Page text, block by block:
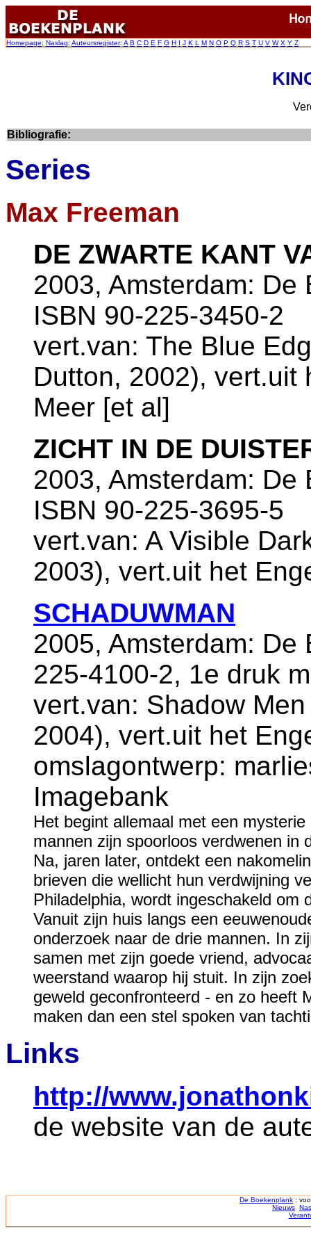
Homepage: Naslag: Auteursregister: A B C D E F G H I J K L M N O P Q R S T U V W X Y Z
Bibliografie:
Series
Max Freeman
DE ZWARTE KANT
2003, Amsterdam:
ISBN 90-225-3450-2
vert.van: The Blue
Dutton, 2002), vert.uit
Meer [et al]
ZICHT IN DE
2003, Amsterdam:
ISBN 90-225-3695-5
vert.van: A Visible
2003), vert.uit het
SCHADUWMAN
2005, Amsterdam:
225-4100-2, 1e druk
vert.van: Shadow
2004), vert.uit het
omslagontwerp:
Imagebank
Het begint allemaal met een
mannen zijn spoorloos verdwenen in
Na, jaren later, ontdekt een
brieven die wellicht hun verdwijning
Philadelphia, wordt ingeschakeld om
Vanuit zijn huis langs een
onderzoek naar de drie mannen. In
samen met zijn goede vriend,
weerstand waarop hij stuit. In zijn
geweld geconfronteerd - en zo heeft
maken dan een stel spoken van
Links
http://
de website van de
De Boekenplank :
Nieuws